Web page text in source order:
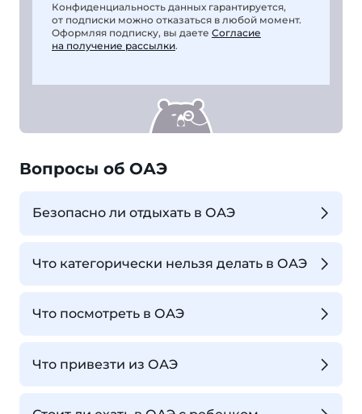
Конфиденциальность данных гарантируется,
от подписки можно отказаться в любой момент.
Оформляя подписку, вы даете Согласие
на получение рассылки.
Вопросы об ОАЭ
Безопасно ли отдыхать в ОАЭ
Что категорически нельзя делать в ОАЭ
Что посмотреть в ОАЭ
Что привезти из ОАЭ